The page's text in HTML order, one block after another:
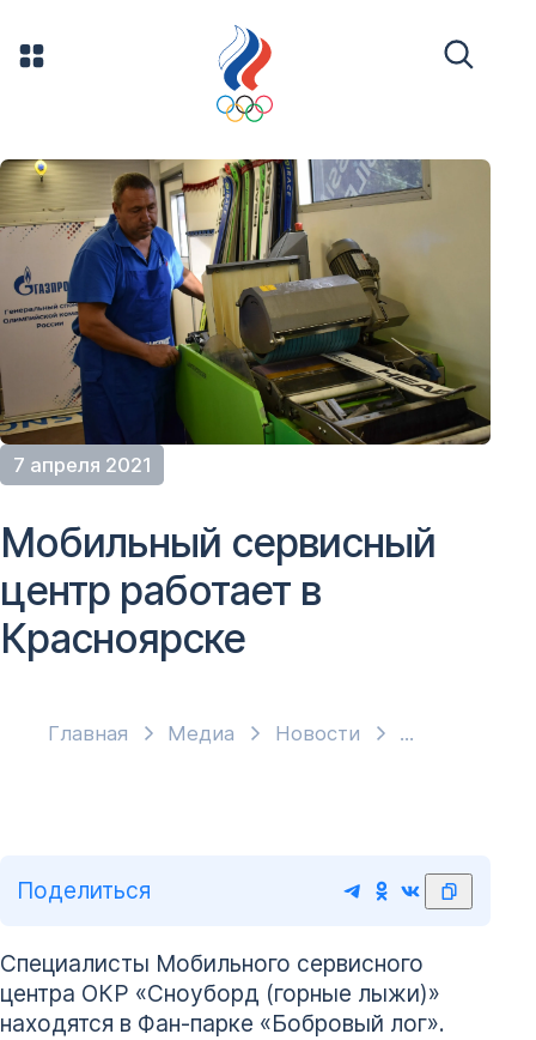
7 апреля 2021
Главная Медиа Новости
Мобильный сервисный
центр работает в
Красноярске
Поделиться
Специалисты Мобильного сервисного
центра ОКР «Сноуборд (горные лыжи)»
находятся в Фан-парке «Бобровый лог».